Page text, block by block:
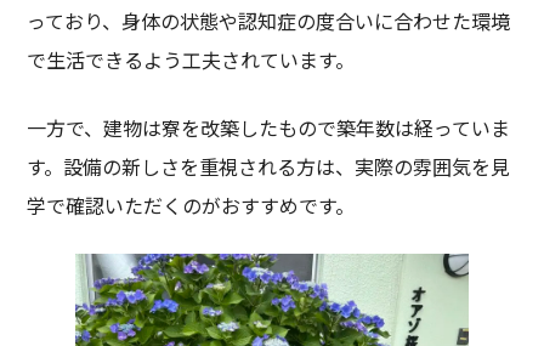
っており、身体の状態や認知症の度合いに合わせた環境
で生活できるよう工夫されています。
一方で、建物は寮を改築したもので築年数は経っていま
す。設備の新しさを重視される方は、実際の雰囲気を見
学で確認いただくのがおすすめです。